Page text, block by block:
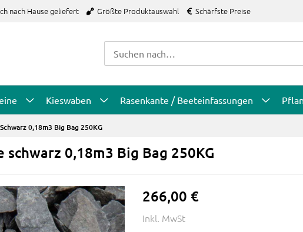
nach Hause geliefert Größte Produktauswahl Schärfste Preise
Kieswaben Rasenkante / Beeteinfassungen
0,18m3 Big Bag 250KG
schwarz 0,18m3 Big Bag 250KG
266,00 €
Inkl. MwSt